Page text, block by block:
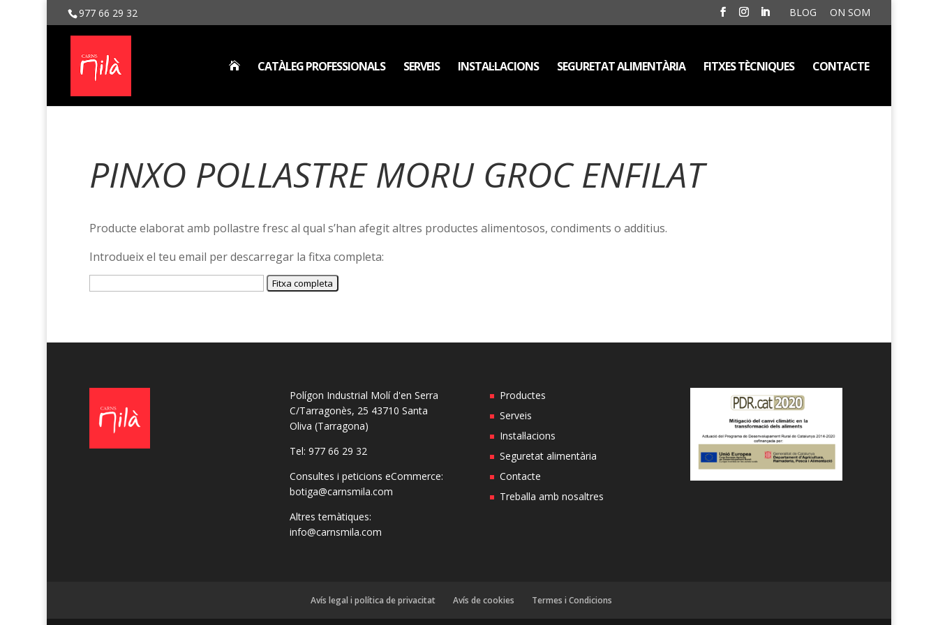
977 66 29 32 BLOG ON SOM
 CATÀLEG PROFESSIONALS SERVEIS INSTAL·LACIONS SEGURETAT ALIMENTÀRIA FITXES TÈCNIQUES CONTACTE
PINXO POLLASTRE MORU GROC ENFILAT
Producte elaborat amb pollastre fresc al qual s’han afegit altres productes alimentosos, condiments o additius.
Introdueix el teu email per descarregar la fitxa completa:
Polígon Industrial Molí d'en Serra
C/Tarragonès, 25 43710 Santa
Oliva (Tarragona)
Tel: 977 66 29 32
Consultes i peticions eCommerce:
botiga@carnsmila.com
Altres temàtiques:
info@carnsmila.com
Productes
Serveis
Instal·lacions
Seguretat alimentària
Contacte
Treballa amb nosaltres
Avís legal i política de privacitat Avís de cookies Termes i Condicions